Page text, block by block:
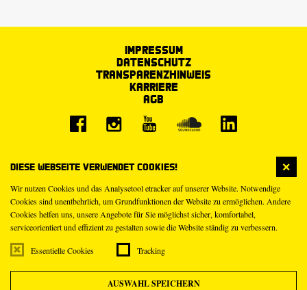
Diese Webseite verwendet Cookies!
Wir nutzen Cookies und das Analysetool etracker auf unserer Website. Notwendige
Cookies sind unentbehrlich, um Grundfunktionen der Website zu ermöglichen. Andere
Cookies helfen uns, unsere Angebote für Sie möglichst sicher, komfortabel,
serviceorientiert und effizient zu gestalten sowie die Website ständig zu verbessern.
Essentielle Cookies Tracking
AUSWAHL SPEICHERN
Impressum
Datenschutz
Transparenzhinweis
Karriere
AGB